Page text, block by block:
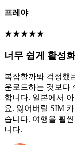
프레야
★★★★★
너무 쉽게 활성
복잡할까봐 걱정했
운로드하는 것보다
합니다. 일본에서
요. 잃어버릴 SIM
습니다. 여행을 훨
니다.